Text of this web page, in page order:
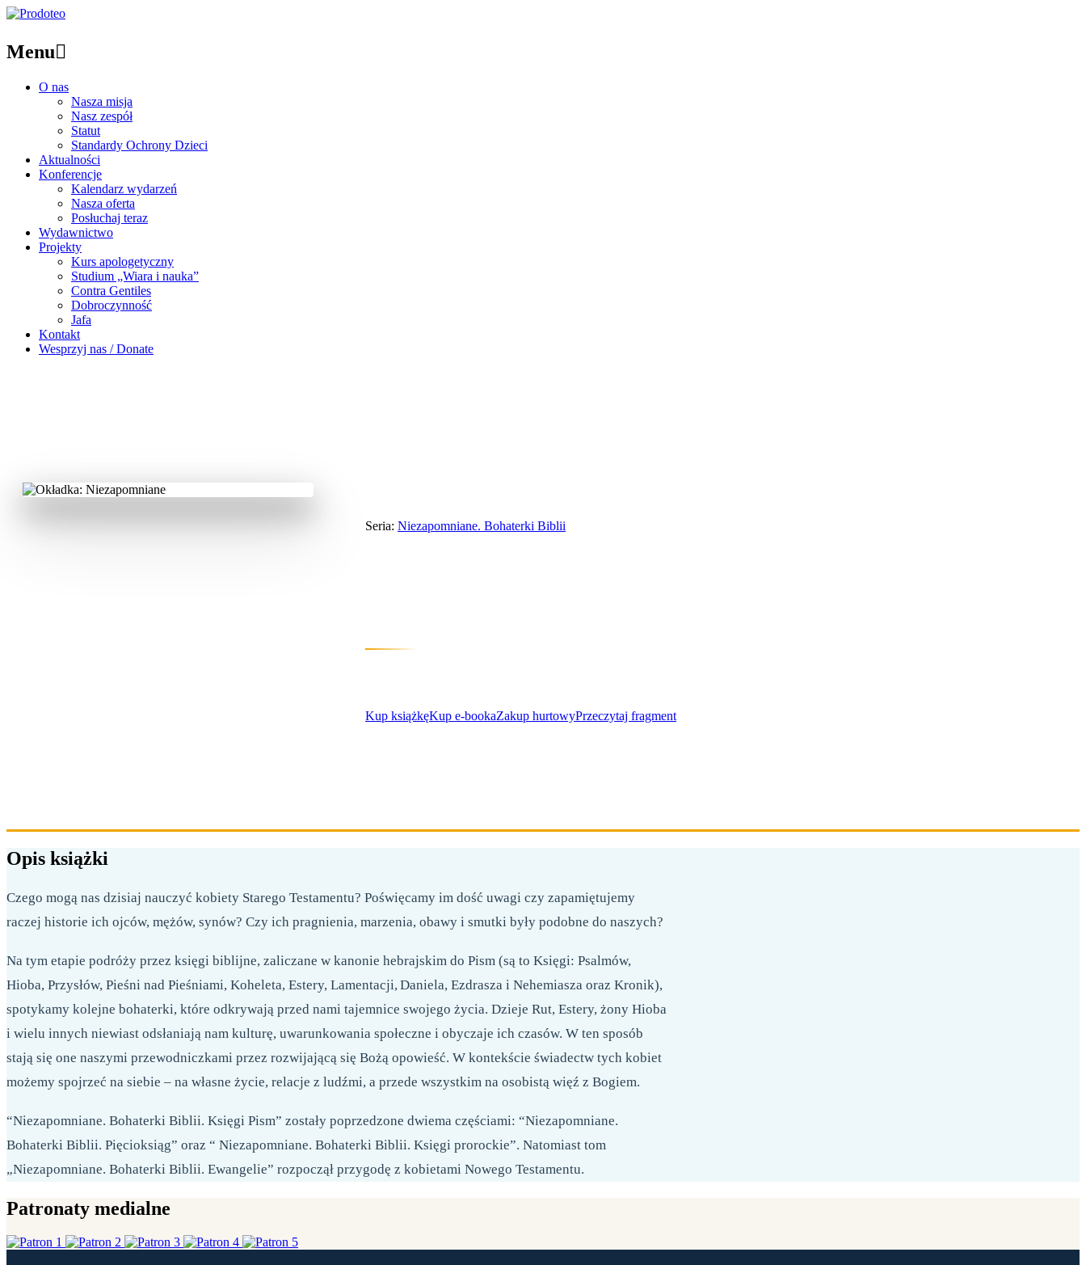
Menu
O nas
Nasza misja
Nasz zespół
Statut
Standardy Ochrony Dzieci
Aktualności
Konferencje
Kalendarz wydarzeń
Nasza oferta
Posłuchaj teraz
Wydawnictwo
Projekty
Kurs apologetyczny
Studium „Wiara i nauka”
Contra Gentiles
Dobroczynność
Jafa
Kontakt
Wesprzyj nas / Donate
Seria: Niezapomniane. Bohaterki Biblii
Kup książkęKup e-bookaZakup hurtowyPrzeczytaj fragment
Opis książki
Czego mogą nas dzisiaj nauczyć kobiety Starego Testamentu? Poświęcamy im dość uwagi czy zapamiętujemy
raczej historie ich ojców, mężów, synów? Czy ich pragnienia, marzenia, obawy i smutki były podobne do naszych?
Na tym etapie podróży przez księgi biblijne, zaliczane w kanonie hebrajskim do Pism (są to Księgi: Psalmów,
Hioba, Przysłów, Pieśni nad Pieśniami, Koheleta, Estery, Lamentacji, Daniela, Ezdrasza i Nehemiasza oraz Kronik),
spotykamy kolejne bohaterki, które odkrywają przed nami tajemnice swojego życia. Dzieje Rut, Estery, żony Hioba
i wielu innych niewiast odsłaniają nam kulturę, uwarunkowania społeczne i obyczaje ich czasów. W ten sposób
stają się one naszymi przewodniczkami przez rozwijającą się Bożą opowieść. W kontekście świadectw tych kobiet
możemy spojrzeć na siebie – na własne życie, relacje z ludźmi, a przede wszystkim na osobistą więź z Bogiem.
“Niezapomniane. Bohaterki Biblii. Księgi Pism” zostały poprzedzone dwiema częściami: “Niezapomniane.
Bohaterki Biblii. Pięcioksiąg” oraz “ Niezapomniane. Bohaterki Biblii. Księgi prorockie”. Natomiast tom
„Niezapomniane. Bohaterki Biblii. Ewangelie” rozpoczął przygodę z kobietami Nowego Testamentu.
Patronaty medialne